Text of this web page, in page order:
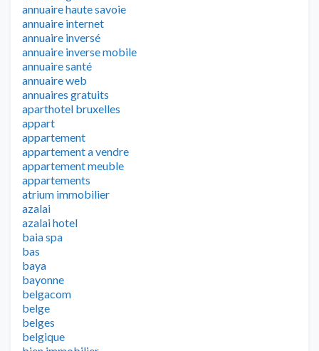
annuaire haute savoie
annuaire internet
annuaire inversé
annuaire inverse mobile
annuaire santé
annuaire web
annuaires gratuits
aparthotel bruxelles
appart
appartement
appartement a vendre
appartement meuble
appartements
atrium immobilier
azalai
azalai hotel
baia spa
bas
baya
bayonne
belgacom
belge
belges
belgique